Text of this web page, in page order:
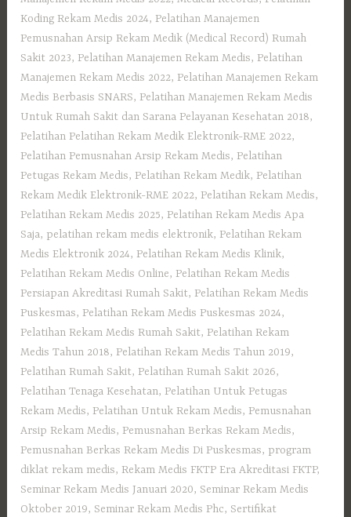
Koding Rekam Medis 2024, Pelatihan Manajemen
Pemusnahan Arsip Rekam Medik (Medical Record) Rumah
Sakit 2023, Pelatihan Manajemen Rekam Medis, Pelatihan
Manajemen Rekam Medis 2022, Pelatihan Manajemen Rekam
Medis Berbasis SNARS, Pelatihan Manajemen Rekam Medis
Untuk Rumah Sakit dan Sarana Pelayanan Kesehatan 2018,
Pelatihan Pelatihan Rekam Medik Elektronik-RME 2022,
Pelatihan Pemusnahan Arsip Rekam Medis, Pelatihan
Petugas Rekam Medis, Pelatihan Rekam Medik, Pelatihan
Rekam Medik Elektronik-RME 2022, Pelatihan Rekam Medis,
Pelatihan Rekam Medis 2025, Pelatihan Rekam Medis Apa
Saja, pelatihan rekam medis elektronik, Pelatihan Rekam
Medis Elektronik 2024, Pelatihan Rekam Medis Klinik,
Pelatihan Rekam Medis Online, Pelatihan Rekam Medis
Persiapan Akreditasi Rumah Sakit, Pelatihan Rekam Medis
Puskesmas, Pelatihan Rekam Medis Puskesmas 2024,
Pelatihan Rekam Medis Rumah Sakit, Pelatihan Rekam
Medis Tahun 2018, Pelatihan Rekam Medis Tahun 2019,
Pelatihan Rumah Sakit, Pelatihan Rumah Sakit 2026,
Pelatihan Tenaga Kesehatan, Pelatihan Untuk Petugas
Rekam Medis, Pelatihan Untuk Rekam Medis, Pemusnahan
Arsip Rekam Medis, Pemusnahan Berkas Rekam Medis,
Pemusnahan Berkas Rekam Medis Di Puskesmas, program
diklat rekam medis, Rekam Medis FKTP Era Akreditasi FKTP,
Seminar Rekam Medis Januari 2020, Seminar Rekam Medis
Oktober 2019, Seminar Rekam Medis Phc, Sertifikat